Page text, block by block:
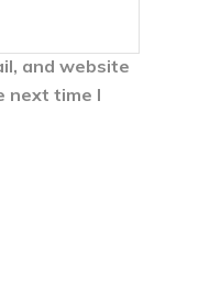
and website
next time I